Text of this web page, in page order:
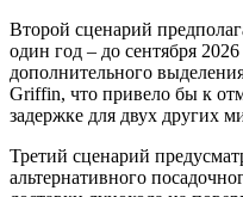
Второй сценарий
один год – до сентября
дополнительного
Griffin, что привело бы к
задержке для двух других
Третий сценарий
альтернативного